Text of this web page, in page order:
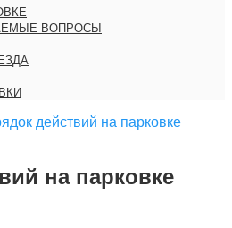
ВОПРОСЫ
действий на парковке
на парковке